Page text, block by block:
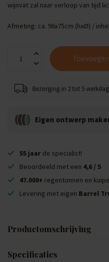
wijnvat zal naar verloop van tijd
Afmeting: ca. 96x75cm (hxØ) /
Bezorging in 2 tot 5
Eigen ontwerp
55 jaar de specialist!
Beoordeeld met een 4,6 / 5
47.000+ regentonnen en
Levering met eigen Barrel
Productomschrijving
Specificaties